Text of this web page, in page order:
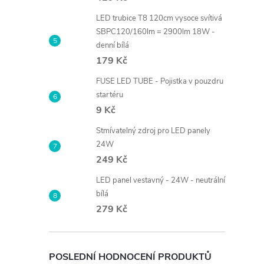
LED trubice T8 120cm vysoce svítivá
SBPC120/160lm = 2900lm 18W -
denní bílá
179 Kč
FUSE LED TUBE - Pojistka v pouzdru
startéru
9 Kč
Stmívatelný zdroj pro LED panely
24W
249 Kč
LED panel vestavný - 24W - neutrální
bílá
279 Kč
POSLEDNÍ HODNOCENÍ PRODUKTŮ